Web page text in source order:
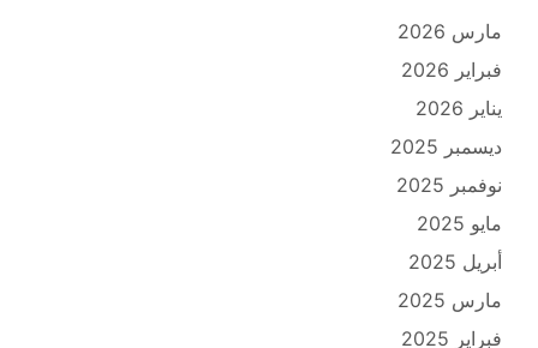
مارس 2026
فبراير 2026
يناير 2026
ديسمبر 2025
نوفمبر 2025
مايو 2025
أبريل 2025
مارس 2025
فبراير 2025